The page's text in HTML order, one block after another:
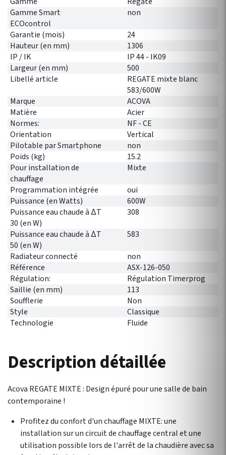
Gamme Smart
ECOcontrol
non
Garantie (mois)
24
Hauteur (en mm)
1306
IP / IK
IP 44 - IK09
Largeur (en mm)
500
Libellé article
REGATE mixte blanc
583/600W
Marque
ACOVA
Matière
Acier
Normes:
NF - CE
Orientation
Vertical
Pilotable par Smartphone
non
Poids (kg)
15.2
Pour installation de
chauffage
Mixte
Programmation intégrée
oui
Puissance (en Watts)
600W
Puissance eau chaude à ∆T
30 (en W)
308
Puissance eau chaude à ∆T
50 (en W)
583
Radiateur connecté
non
Référence
ASX-126-050
Régulation:
Régulation Timerprog
Saillie (en mm)
113
Soufflerie
Non
Style
Classique
Technologie
Fluide
Description détaillée
Acova REGATE MIXTE : Design épuré pour une salle de bain
contemporaine !
Profitez du confort d'un chauffage MIXTE: une
installation sur un circuit de chauffage central et une
utilisation possible lors de l'arrêt de la chaudière avec sa